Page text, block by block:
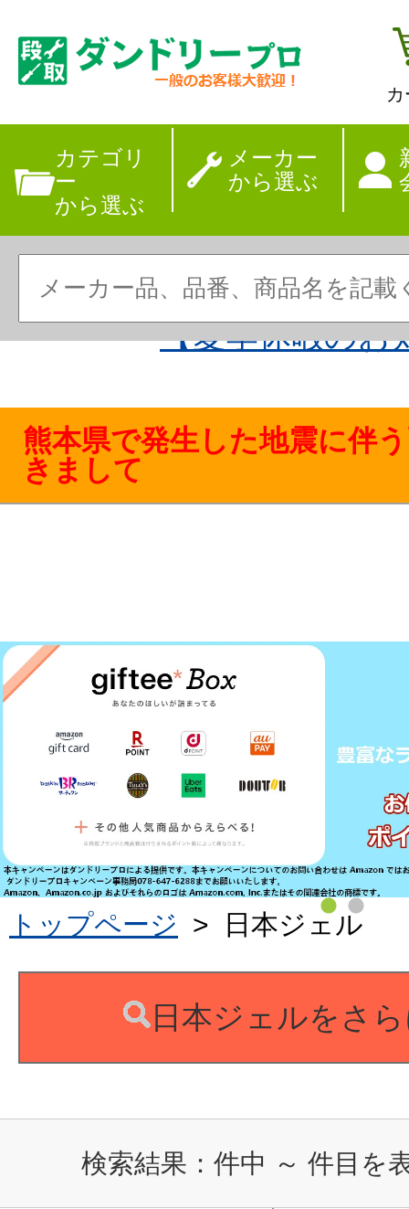
カテゴリ
ー
から選ぶ
メーカー
から選ぶ
【夏季休暇のお
熊本県で発生した地震に伴
きまして
トップページ > 日本ジェル
日本ジェルをさ
検索結果： 件中 ～ 件目を